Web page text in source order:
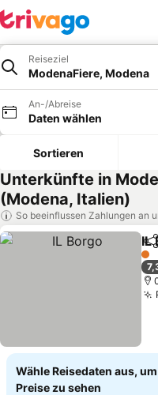
Reiseziel
ModenaFiere, Modena
An-/Abreise
Daten wählen
Sortieren
Unterkünfte in
(Modena, Italien)
So beeinflussen Zahlungen an
IL
1
Wähle Reisedaten aus,
Preise zu sehen